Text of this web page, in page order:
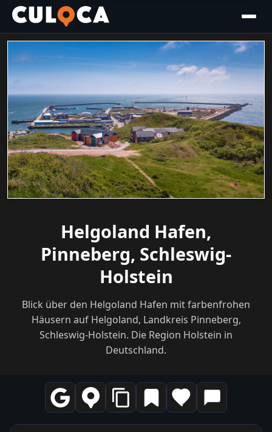
Helgoland Hafen,
Pinneberg, Schleswig-
Holstein
Blick über den Helgoland Hafen mit farbenfrohen
Häusern auf Helgoland, Landkreis Pinneberg,
Schleswig-Holstein. Die Region Holstein in
Deutschland.